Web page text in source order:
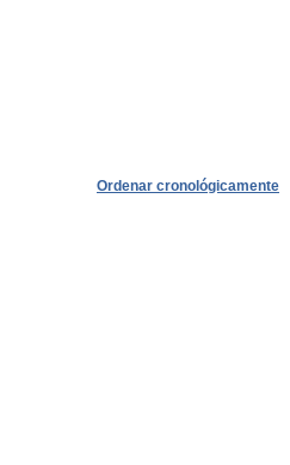
Ordenar cronológicamente